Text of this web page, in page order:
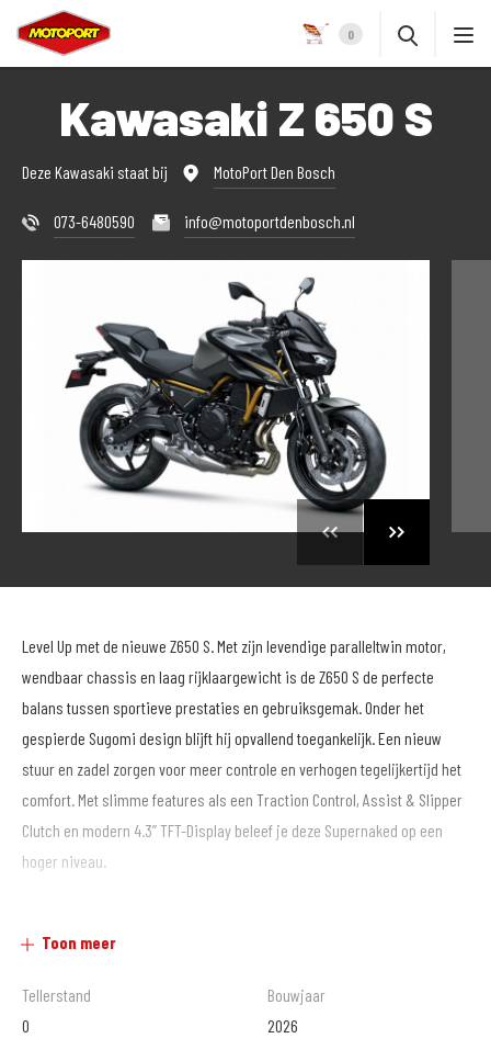
0
Kawasaki Z 650 S
Deze Kawasaki staat bij MotoPort Den Bosch
073-6480590 info@motoportdenbosch.nl
Level Up met de nieuwe Z650 S. Met zijn levendige paralleltwin motor,
wendbaar chassis en laag rijklaargewicht is de Z650 S de perfecte
balans tussen sportieve prestaties en gebruiksgemak. Onder het
gespierde Sugomi design blijft hij opvallend toegankelijk. Een nieuw
stuur en zadel zorgen voor meer controle en verhogen tegelijkertijd het
comfort. Met slimme features als een Traction Control, Assist & Slipper
Clutch en modern 4.3’’ TFT-Display beleef je deze Supernaked op een
hoger niveau.
gesorteerde motorzaak van Brabant, waar gezelligheid en
Toon meer
Tellerstand
0
Bouwjaar
2026